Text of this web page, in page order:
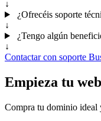
↓
¿Ofrecéis soporte
↓
¿Tengo algún
↓
Contactar con soporte
Empieza tu
Compra tu dominio ideal